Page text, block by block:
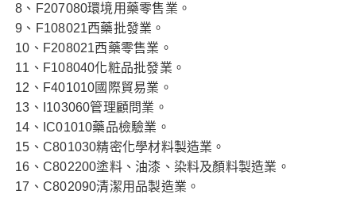
8、F207080環境用藥零售業。
9、F108021西藥批發業。
10、F208021西藥零售業。
11、F108040化粧品批發業。
12、F401010國際貿易業。
13、I103060管理顧問業。
14、IC01010藥品檢驗業。
15、C801030精密化學材料製造業。
16、C802200塗料、油漆、染料及顏料製造業。
17、C802090清潔用品製造業。